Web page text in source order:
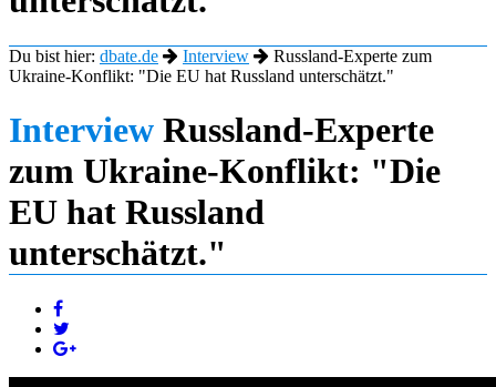
Du bist hier: dbate.de Interview
Russland-Experte zum
Ukraine-Konflikt: "Die EU hat Russland unterschätzt."
Interview Russland-Experte
zum Ukraine-Konflikt: "Die
EU hat Russland
unterschätzt."